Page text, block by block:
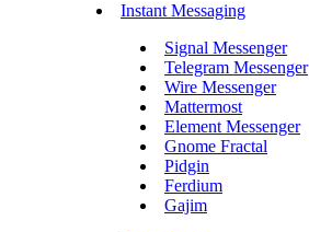
Instant Messaging
Signal Messenger
Telegram Messenger
Wire Messenger
Mattermost
Element Messenger
Gnome Fractal
Pidgin
Ferdium
Gajim